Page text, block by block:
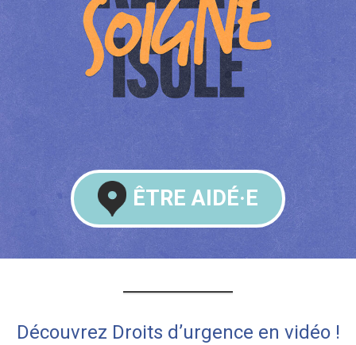
ÊTRE AIDÉ·E
Découvrez Droits d’urgence en vidéo !